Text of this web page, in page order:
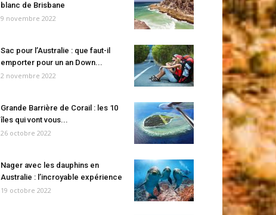
blanc de Brisbane
9 novembre 2022
Sac pour l’Australie : que faut-il
emporter pour un an Down...
2 novembre 2022
Grande Barrière de Corail : les 10
îles qui vont vous...
26 octobre 2022
Nager avec les dauphins en
Australie : l’incroyable expérience
19 octobre 2022